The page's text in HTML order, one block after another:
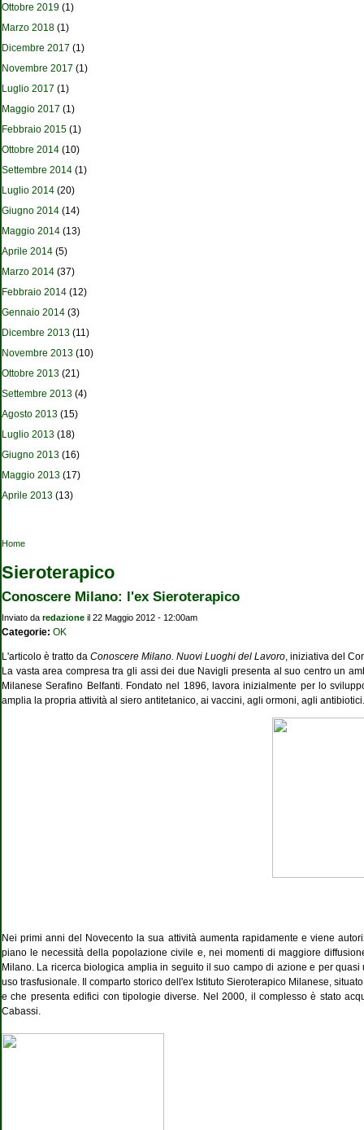
Ottobre 2019 (1)
Marzo 2018 (1)
Dicembre 2017 (1)
Novembre 2017 (1)
Luglio 2017 (1)
Maggio 2017 (1)
Febbraio 2015 (1)
Ottobre 2014 (10)
Settembre 2014 (1)
Luglio 2014 (20)
Giugno 2014 (14)
Maggio 2014 (13)
Aprile 2014 (5)
Marzo 2014 (37)
Febbraio 2014 (12)
Gennaio 2014 (3)
Dicembre 2013 (11)
Novembre 2013 (10)
Ottobre 2013 (21)
Settembre 2013 (4)
Agosto 2013 (15)
Luglio 2013 (18)
Giugno 2013 (16)
Maggio 2013 (17)
Aprile 2013 (13)
Tu sei qui
Home
Sieroterapico
Conoscere Milano: l'ex Sieroterapico
Inviato da redazione il 22 Maggio 2012 - 12:00am
Categorie: OK
L'articolo è tratto da Conoscere Milano. Nuovi Luoghi del Lavoro, iniziativa del
La vasta area compresa tra gli assi dei due Navigli presenta al suo centro un
Milanese Serafino Belfanti. Fondato nel 1896, lavora inizialmente per lo
amplia la propria attività al siero antitetanico, ai vaccini, agli ormoni, agli
Nei primi anni del Novecento la sua attività aumenta rapidamente e viene
piano le necessità della popolazione civile e, nei momenti di maggiore
Milano. La ricerca biologica amplia in seguito il suo campo di azione e per
uso trasfusionale. Il comparto storico dell'ex Istituto Sieroterapico Milanese,
e che presenta edifici con tipologie diverse. Nel 2000, il complesso è stato
Cabassi.